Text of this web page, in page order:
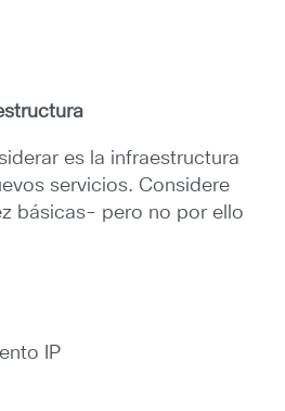
es la infraestructura
servicios. Considere
básicas- pero no por ello
IP